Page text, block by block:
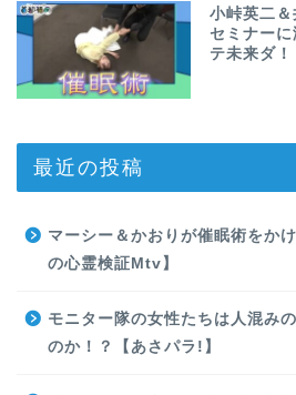
小峠英二
セミナー
テ未来ダ！
最近の投稿
マーシー＆かおりが催眠術をか
の心霊検証Mtv】
モニター隊の女性たちは人混み
のか！？【あさパラ!】